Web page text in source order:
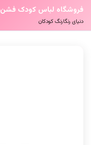
فروشگاه لباس کودک فشن
دنیای رنگارنگ کودکان